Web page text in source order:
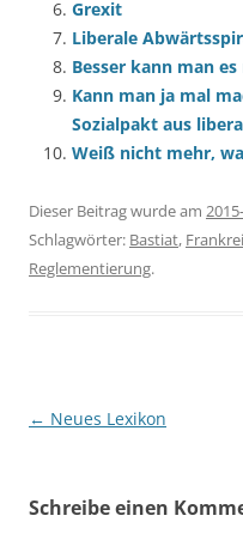
Grexit
Liberale
Besser kann man
Kann man ja mal
Sozialpakt aus
Weiß nicht mehr,
Dieser Beitrag wurde am
Schlagwörter: Bastiat,
Reglementierung.
Beitragsnavigation
← Neues Lexikon
Schreibe einen